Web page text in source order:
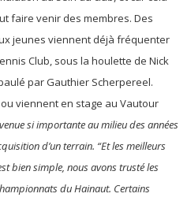
faire venir des membres. Des
jeunes viennent déjà fréquenter
Club, sous la houlette de Nick
par Gauthier Scherpereel.
viennent en stage au Vautour
si importante au milieu des années
d’un terrain. “Et les meilleurs
bien simple, nous avons trusté les
du Hainaut. Certains